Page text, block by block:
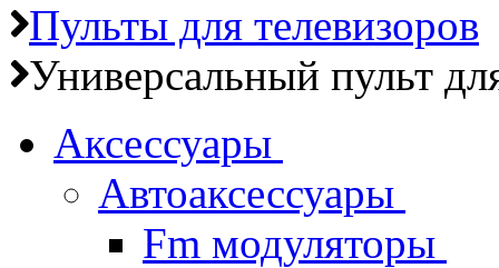
Пульты для телевизоров
Универсальный пульт
Аксессуары
Автоаксессуары
Fm модуляторы